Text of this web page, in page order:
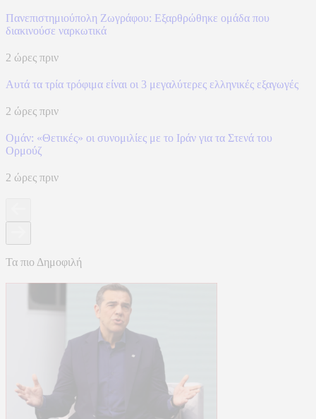
Πανεπιστημιούπολη Ζωγράφου: Εξαρθρώθηκε ομάδα που
διακινούσε ναρκωτικά
2 ώρες πριν
Αυτά τα τρία τρόφιμα είναι οι 3 μεγαλύτερες ελληνικές εξαγωγές
2 ώρες πριν
Ομάν: «Θετικές» οι συνομιλίες με το Ιράν για τα Στενά του
Ορμούζ
2 ώρες πριν
Τα πιο Δημοφιλή